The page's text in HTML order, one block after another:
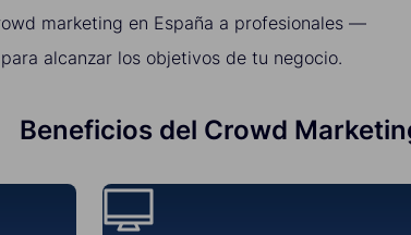
marketing en España a profesionales —
alcanzar los objetivos de tu negocio.
Beneficios del Crowd